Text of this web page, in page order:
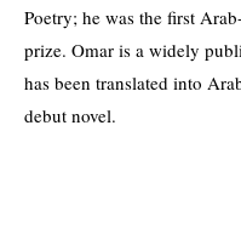
Poetry; he was the first
prize. Omar is a widely
has been translated into
debut novel.